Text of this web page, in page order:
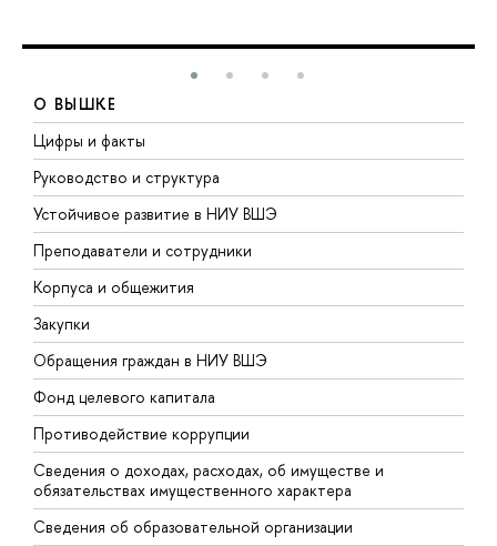
О ВЫШКЕ
Цифры и факты
Руководство и структура
Устойчивое развитие в НИУ ВШЭ
Преподаватели и сотрудники
Корпуса и общежития
Закупки
Обращения граждан в НИУ ВШЭ
Фонд целевого капитала
Противодействие коррупции
Сведения о доходах, расходах, об имуществе и
обязательствах имущественного характера
Сведения об образовательной организации